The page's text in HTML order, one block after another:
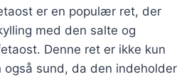
er en populær ret, der
med den salte og
Denne ret er ikke kun
også sund, da den indeholder